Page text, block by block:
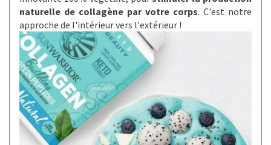
naturelle de collagène par votre corps. C'est notre
approche de l'intérieur vers l'extérieur !